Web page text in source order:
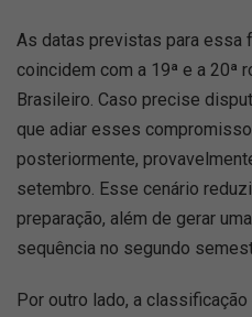
As datas previstas para essa
coincidem com a 19ª e a 20ª
Brasileiro. Caso precise
que adiar esses
posteriormente,
setembro. Esse cenário
preparação, além de gerar
sequência no segundo
Por outro lado, a